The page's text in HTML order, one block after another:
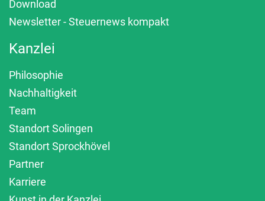
Download
Newsletter - Steuernews kompakt
Kanzlei
Philosophie
Nachhaltigkeit
Team
Standort Solingen
Standort Sprockhövel
Partner
Karriere